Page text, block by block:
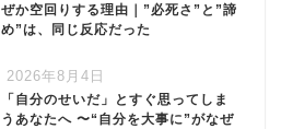
ぜか空回りする理由｜”必死さ”と”諦
め”は、同じ反応だった
2026年8月4日
「自分のせいだ」とすぐ思ってしま
うあなたへ 〜“自分を大事に”がなぜ